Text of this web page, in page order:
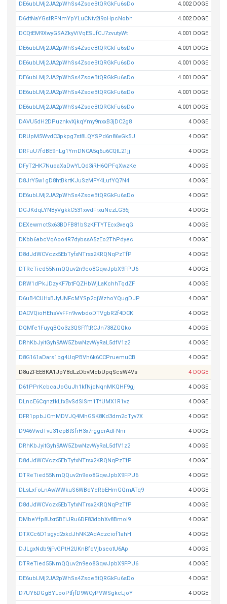
DE6ubLMj2JA2pWhSs4ZsoeBtQRGkFu6sDo 4.002 DOGE
D6dtNaYGsfRFNmYpYLuCNtv2i9oHpcNobh 4.002 DOGE
DCQtEM9XwyGSAZkyViVqESJfCJ7zvutyWt 4.001 DOGE
DE6ubLMj2JA2pWhSs4ZsoeBtQRGkFu6sDo 4.001 DOGE
DE6ubLMj2JA2pWhSs4ZsoeBtQRGkFu6sDo 4.001 DOGE
DE6ubLMj2JA2pWhSs4ZsoeBtQRGkFu6sDo 4.001 DOGE
DE6ubLMj2JA2pWhSs4ZsoeBtQRGkFu6sDo 4.001 DOGE
DE6ubLMj2JA2pWhSs4ZsoeBtQRGkFu6sDo 4.001 DOGE
DAVU5dH2DPuznkvXjkqYmy9nxxB3jDC2g8 4 DOGE
DRUpM5WvdC3pkpg7st8LQYSPd6n86vGk5U 4 DOGE
DRFuU7fdBE9nLg1YmDNCA5q6u6CQtL21jj 4 DOGE
DFyT2HK7NuoaXaDwYLQd3iRH6QPFqXwzKe 4 DOGE
D8JrY5w1gD8htBkrtKJuSzMFY4LufYQ7N4 4 DOGE
DE6ubLMj2JA2pWhSs4ZsoeBtQRGkFu6sDo 4 DOGE
DGJKdqLYNByVgkkC531xwdFrxuNezLG36j 4 DOGE
DEXewmctSx63BDFB81bSzKFTYTEcx3veqG 4 DOGE
DKbb6abcVqAoo4R7dybssA5zEo2ThPdyec 4 DOGE
D8dJdWCVczx5EbTyfxNTrsx2KRQNqPzTfP 4 DOGE
DTReTied55NmQQuv2n9eo8GqwJpbX9FPU6 4 DOGE
DRW1dPkJDzyKF7btFQZHbWjLaKchhTqdZF 4 DOGE
D6uB4CUHxBJyUNFcMYSp2qjWzhoYQugDJP 4 DOGE
DACVQioHEhsVvFFn9vwbdoDTVgbR2f4DCK 4 DOGE
DQMfe1FuyqBQo3z3QSFfftRCJn738ZGQko 4 DOGE
DRhKbJyitGyh9AW5ZbwNzvWyRaL5dfV1z2 4 DOGE
D8G161aDars1bg4UqPBVh6k6CCPruemuCB 4 DOGE
D8uZFEEBKA1JpY8dLzDbvMcbUpqScsW4Vs 4 DOGE
D61PPrKcbcaUoGuJh1kfNjdNqnMKQHF9gj 4 DOGE
DLncE6CqnzfkLfxBvSdSiSm1TfUMX1R1vz 4 DOGE
DFR1ppbJCmMDVJQ4MhGSK8Kd3dm2cTyv7X 4 DOGE
D946VwdTvu31epBtSfrH3x7rggerAdFNnr 4 DOGE
DRhKbJyitGyh9AW5ZbwNzvWyRaL5dfV1z2 4 DOGE
D8dJdWCVczx5EbTyfxNTrsx2KRQNqPzTfP 4 DOGE
DTReTied55NmQQuv2n9eo8GqwJpbX9FPU6 4 DOGE
DLsLxFoLnAwWWkuS6WBdYeRbEHmGQmATq9 4 DOGE
D8dJdWCVczx5EbTyfxNTrsx2KRQNqPzTfP 4 DOGE
DMbeYfp8Uxr5BEiJRu6DF83dbhXv8Bmoi9 4 DOGE
DTXCc6D1sgyd2xkdJhNK2AdAczciof1ahH 4 DOGE
DJLgxNdb9jFvGPtH2UKnBfqVjbseotU6Ap 4 DOGE
DTReTied55NmQQuv2n9eo8GqwJpbX9FPU6 4 DOGE
DE6ubLMj2JA2pWhSs4ZsoeBtQRGkFu6sDo 4 DOGE
D7UY6DGgBYLooPtfjfD9WCyPVWSgkcLjoY 4 DOGE